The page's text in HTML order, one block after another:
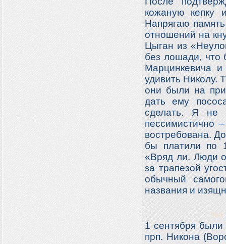
кожаную кепку
Напрягаю
отношений на
Цыган из
без лошади, что
Марцинкевича
удивить Николу.
они были на
дать ему
сделать. Я не
пессимистично
востребована.
бы платили по
«Вряд ли. Люди
за трапезой
обычный
названия и
1 сентября
прп. Никона